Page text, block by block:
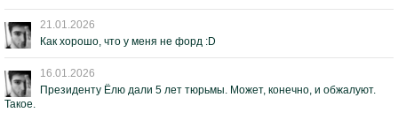
21.01.2026
Как хорошо, что у меня не форд :D
16.01.2026
Президенту Ёлю дали 5 лет тюрьмы. Может, конечно, и обжалуют.
Такое.